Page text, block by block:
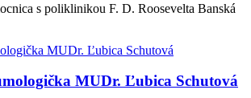
s poliklinikou F. D. Roosevelta Banská
MUDr. Ľubica Schutová